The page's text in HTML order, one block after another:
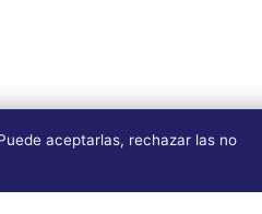
aceptarlas, rechazar las no